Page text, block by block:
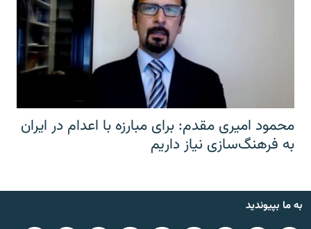
محمود امیری مقدم: برای مبارزه با اعدام در ایران
به فرهنگ‌سازی نیاز داریم
به ما بپیوندید